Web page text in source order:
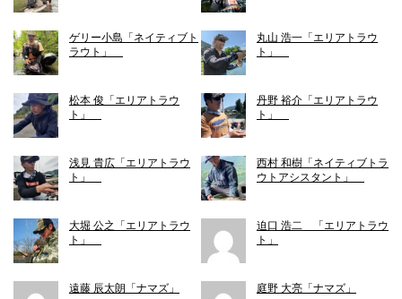
ゲリー小島「ネイティブト
ラウト」
丸山 浩一「エリアトラウ
ト」
松本 俊「エリアトラウ
ト」
丹野 裕介「エリアトラウ
ト」
浅見 貴広「エリアトラウ
ト」
西村 和樹「ネイティブトラ
ウトアシスタント」
大堀 公之「エリアトラウ
ト」
迫口 浩二 「エリアトラウ
ト」
遠藤 辰太朗「ナマズ」 庭野 大亮「ナマズ」